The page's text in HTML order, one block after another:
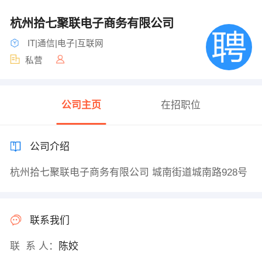
杭州拾七聚联电子商务有限公司
IT|通信|电子|互联网
私营
公司主页 在招职位
公司介绍
杭州拾七聚联电子商务有限公司 城南街道城南路928号
联系我们
联 系 人：
陈姣